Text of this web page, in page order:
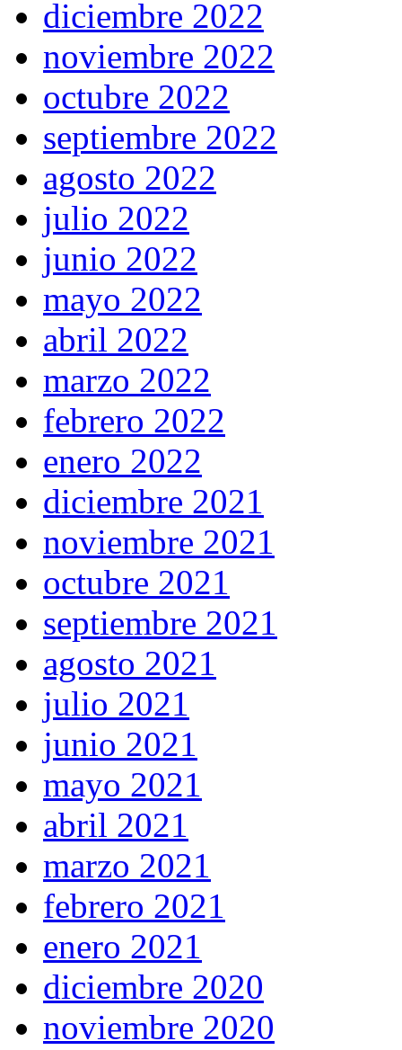
diciembre 2022
noviembre 2022
octubre 2022
septiembre 2022
agosto 2022
julio 2022
junio 2022
mayo 2022
abril 2022
marzo 2022
febrero 2022
enero 2022
diciembre 2021
noviembre 2021
octubre 2021
septiembre 2021
agosto 2021
julio 2021
junio 2021
mayo 2021
abril 2021
marzo 2021
febrero 2021
enero 2021
diciembre 2020
noviembre 2020